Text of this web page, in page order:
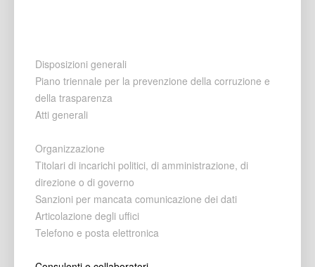
Disposizioni generali
Piano triennale per la prevenzione della corruzione e
della trasparenza
Atti generali
Organizzazione
Titolari di incarichi politici, di amministrazione, di
direzione o di governo
Sanzioni per mancata comunicazione dei dati
Articolazione degli uffici
Telefono e posta elettronica